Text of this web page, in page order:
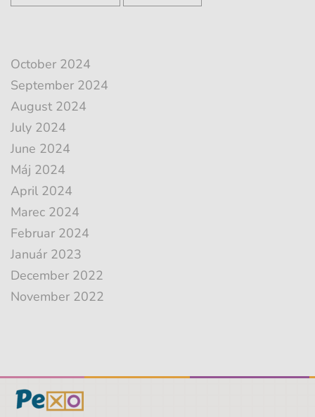
October 2024
September 2024
August 2024
July 2024
June 2024
Máj 2024
April 2024
Marec 2024
Februar 2024
Január 2023
December 2022
November 2022